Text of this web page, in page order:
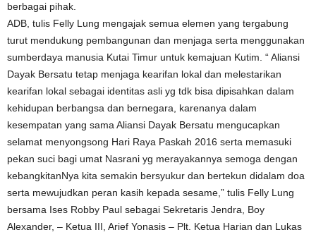
berbagai pihak.
ADB, tulis Felly Lung mengajak semua elemen yang tergabung
turut mendukung pembangunan dan menjaga serta menggunakan
sumberdaya manusia Kutai Timur untuk kemajuan Kutim. “ Aliansi
Dayak Bersatu tetap menjaga kearifan lokal dan melestarikan
kearifan lokal sebagai identitas asli yg tdk bisa dipisahkan dalam
kehidupan berbangsa dan bernegara, karenanya dalam
kesempatan yang sama Aliansi Dayak Bersatu mengucapkan
selamat menyongsong Hari Raya Paskah 2016 serta memasuki
pekan suci bagi umat Nasrani yg merayakannya semoga dengan
kebangkitanNya kita semakin bersyukur dan bertekun didalam doa
serta mewujudkan peran kasih kepada sesame,” tulis Felly Lung
bersama Ises Robby Paul sebagai Sekretaris Jendra, Boy
Alexander, – Ketua III, Arief Yonasis – Plt. Ketua Harian dan Lukas